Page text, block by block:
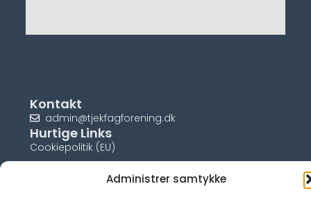
Administrer samtykke
Kontakt
admin@tjekfagforening.dk
Hurtige Links
Cookiepolitik (EU)